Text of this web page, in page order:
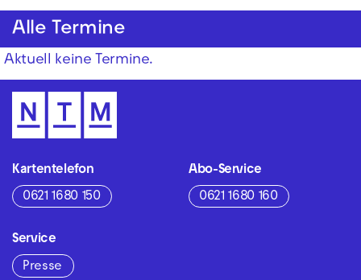
Alle Termine
Aktuell keine Termine.
Kartentelefon
0621 1680 150
Abo-Service
0621 1680 160
Service
Presse